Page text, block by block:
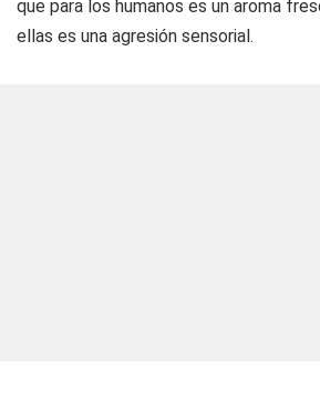
que para los humanos es un aroma
ellas es una agresión sensorial.